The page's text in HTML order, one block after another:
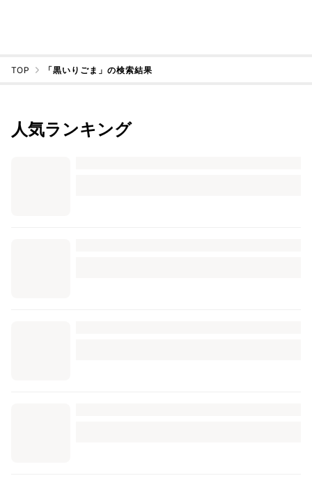
TOP 「黒いりごま」の検索結果
人気ランキング